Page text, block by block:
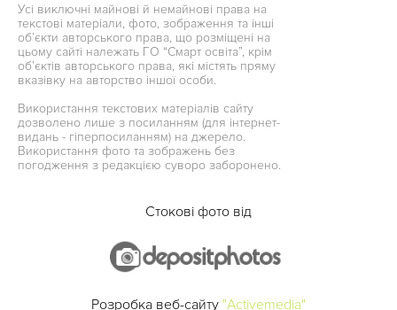
Усі виключні майнові й немайнові права на
текстові матеріали, фото, зображення та інші
об’єкти авторського права, що розміщені на
цьому сайті належать ГО “Смарт освіта”, крім
об’єктів авторського права, які містять пряму
вказівку на авторство іншої особи.
Використання текстових матеріалів сайту
дозволено лише з посиланням (для інтернет-
видань - гіперпосиланням) на джерело.
Використання фото та зображень без
погодження з редакцією суворо заборонено.
Стокові фото від
Розробка веб-сайту "Activemedia"